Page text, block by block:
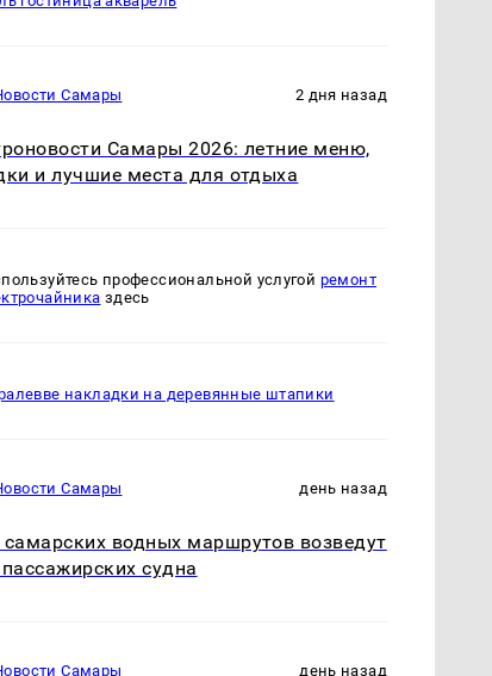
Самары 2 дня назад
Самары 2026: летние меню,
и лучшие места для отдыха
профессиональной услугой ремонт
здесь
накладки на деревянные штапики
Самары день назад
водных маршрутов возведут
судна
Самары день назад